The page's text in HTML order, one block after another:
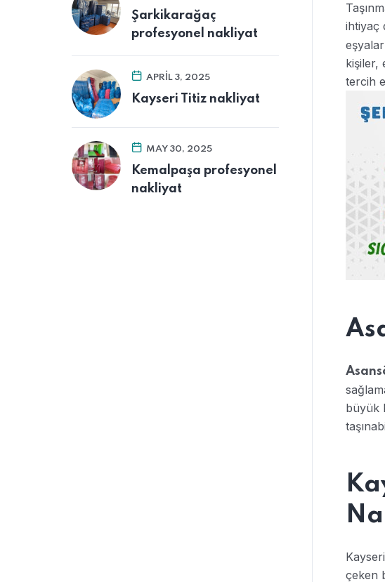
ihtiyaç
kişiler,
tercih
büyük
çeken
Şarkikarağaç
profesyonel nakliyat
APRIL 3, 2025
Kayseri Titiz nakliyat
MAY 30, 2025
Kemalpaşa profesyonel
nakliyat